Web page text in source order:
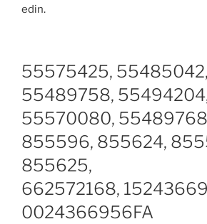
edin.
55575425, 55485042,
55489758,
55570080,
855596, 855624,
855625,
662572168,
0024366956FA